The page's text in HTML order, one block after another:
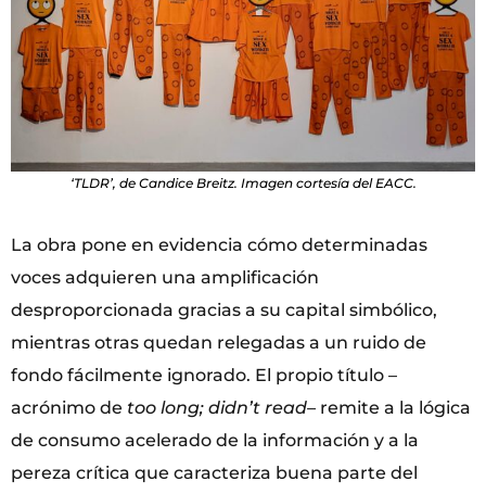
‘TLDR’, de Candice Breitz. Imagen cortesía del EACC.
La obra pone en evidencia cómo determinadas
voces adquieren una amplificación
desproporcionada gracias a su capital simbólico,
mientras otras quedan relegadas a un ruido de
fondo fácilmente ignorado. El propio título –
acrónimo de too long; didn’t read– remite a la lógica
de consumo acelerado de la información y a la
pereza crítica que caracteriza buena parte del